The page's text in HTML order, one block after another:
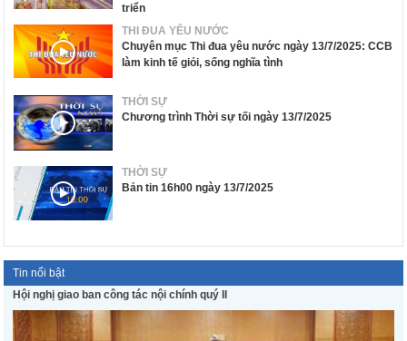
triển
THI ĐUA YÊU NƯỚC
Chuyên mục Thi đua yêu nước ngày 13/7/2025: CCB
làm kinh tế giỏi, sống nghĩa tình
THỜI SỰ
Chương trình Thời sự tối ngày 13/7/2025
THỜI SỰ
Bản tin 16h00 ngày 13/7/2025
Tin nổi bật
Hội nghị giao ban công tác nội chính quý II